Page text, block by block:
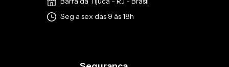
Seg a sex das 9 às 18h